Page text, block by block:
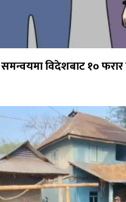
विदेशबाट १० फरार